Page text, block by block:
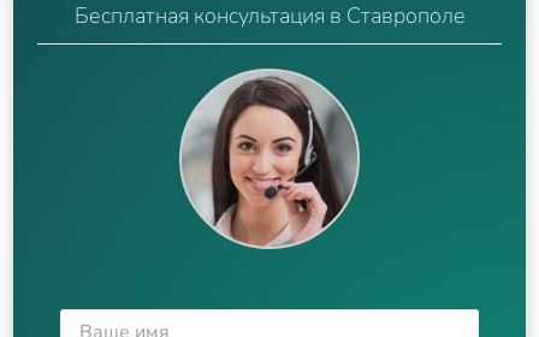
Бесплатная консультация в Ставрополе